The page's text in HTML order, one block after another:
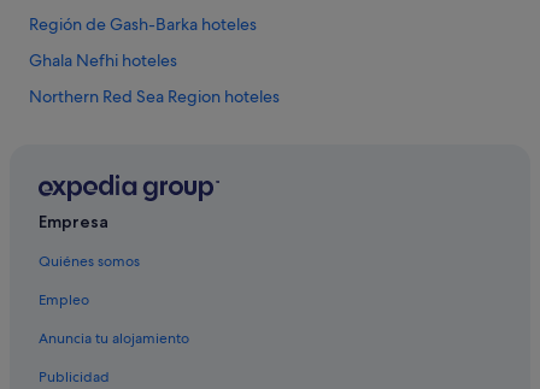
Región de Gash-Barka hoteles
Ghala Nefhi hoteles
Northern Red Sea Region hoteles
Empresa
Quiénes somos
Empleo
Anuncia tu alojamiento
Publicidad